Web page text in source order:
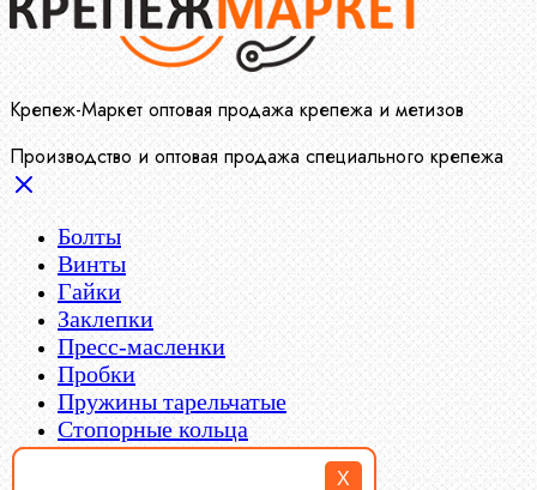
X
Крепеж-Маркет оптовая продажа крепежа и метизов
Производство и оптовая продажа специального крепежа
Болты
Винты
Гайки
Заклепки
Пресс-масленки
Пробки
Пружины тарельчатые
Стопорные кольца
Такелаж